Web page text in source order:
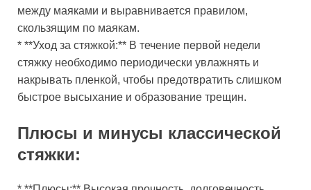
между маяками и выравнивается правилом,
скользящим по маякам.
* **Уход за стяжкой:** В течение первой недели
стяжку необходимо периодически увлажнять и
накрывать пленкой, чтобы предотвратить слишком
быстрое высыхание и образование трещин.
Плюсы и минусы классической
стяжки: